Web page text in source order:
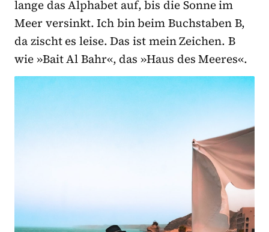
lange das Alphabet auf, bis die Sonne im
Meer versinkt. Ich bin beim Buchstaben B,
da zischt es leise. Das ist mein Zeichen. B
wie »Bait Al Bahr«, das »Haus des Meeres«.